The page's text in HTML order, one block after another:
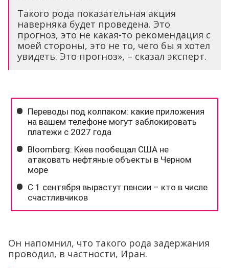
Такого рода показательная акция
наверняка будет проведена. Это
прогноз, это не какая-то рекомендация с
моей стороны, это не то, чего бы я хотел
увидеть. Это прогноз», – сказал эксперт.
Он напомнил, что такого рода задержания
проводил, в частности, Иран.